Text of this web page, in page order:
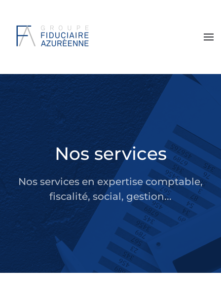
Nos services
Nos services en expertise comptable,
fiscalité, social, gestion...